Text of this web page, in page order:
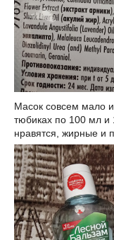
Масок совсем мало
тюбиках по 100 мл и
нравятся, жирные и